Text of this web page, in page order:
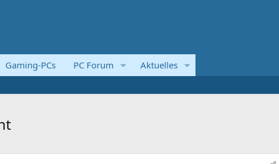
Gaming-PCs PC Forum Aktuelles